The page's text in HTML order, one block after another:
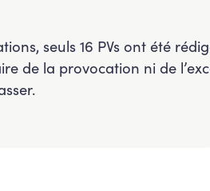
seuls 16 PVs ont été
de la provocation ni de